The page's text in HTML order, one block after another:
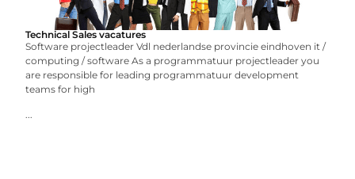
Technical Sales vacatures
Software projectleader Vdl nederlandse provincie eindhoven it /
computing / software As a programmatuur projectleader you
are responsible for leading programmatuur development
teams for high
...